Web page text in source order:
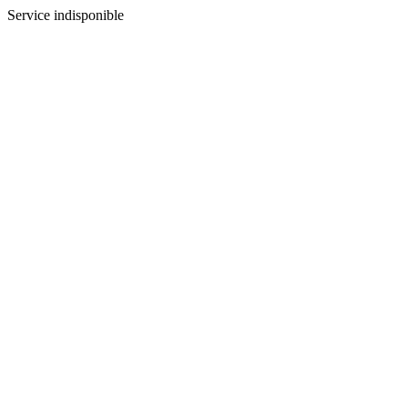
Service indisponible